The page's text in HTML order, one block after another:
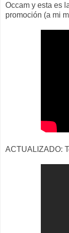
Occam y esta es
promoción (a mi
ACTUALIZADO: